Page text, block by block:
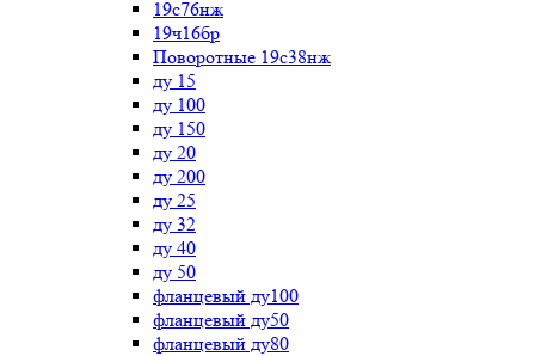
19с76нж
19ч16бр
Поворотные 19с38нж
ду 15
ду 100
ду 150
ду 20
ду 200
ду 25
ду 32
ду 40
ду 50
фланцевый ду100
фланцевый ду50
фланцевый ду80